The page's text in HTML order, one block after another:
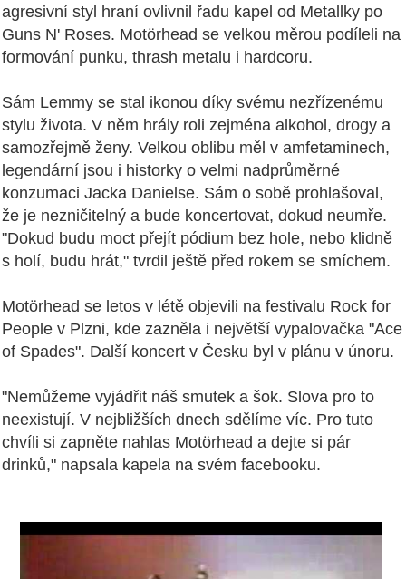
agresivní styl hraní ovlivnil řadu kapel od Metallky po
Guns N' Roses. Motörhead se velkou měrou podíleli na
formování punku, thrash metalu i hardcoru.
Sám Lemmy se stal ikonou díky svému nezřízenému
stylu života. V něm hrály roli zejména alkohol, drogy a
samozřejmě ženy. Velkou oblibu měl v amfetaminech,
legendární jsou i historky o velmi nadprůměrné
konzumaci Jacka Danielse. Sám o sobě prohlašoval,
že je nezničitelný a bude koncertovat, dokud neumře.
"Dokud budu moct přejít pódium bez hole, nebo klidně
s holí, budu hrát," tvrdil ještě před rokem se smíchem.
Motörhead se letos v létě objevili na festivalu Rock for
People v Plzni, kde zazněla i největší vypalovačka "Ace
of Spades". Další koncert v Česku byl v plánu v únoru.
"Nemůžeme vyjádřit náš smutek a šok. Slova pro to
neexistují. V nejbližších dnech sdělíme víc. Pro tuto
chvíli si zapněte nahlas Motörhead a dejte si pár
drinků," napsala kapela na svém facebooku.